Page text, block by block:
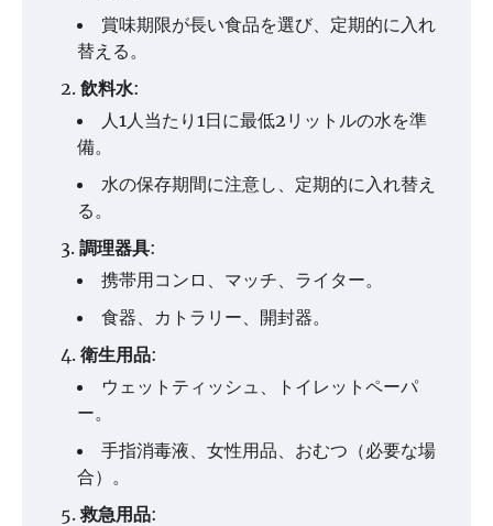
賞味期限が長い食品を選び、定期的に入れ
替える。
飲料水:
人1人当たり1日に最低2リットルの水を準
備。
水の保存期間に注意し、定期的に入れ替え
る。
調理器具:
携帯用コンロ、マッチ、ライター。
食器、カトラリー、開封器。
衛生用品:
ウェットティッシュ、トイレットペーパ
ー。
手指消毒液、女性用品、おむつ（必要な場
合）。
救急用品: